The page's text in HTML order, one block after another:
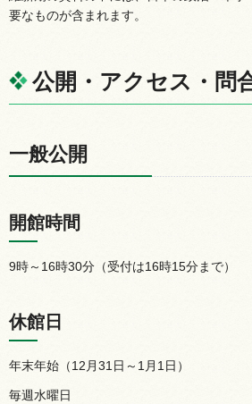
要なものが含まれます。
公開・アクセス・問
一般公開
開館時間
9時～16時30分（受付は16時15分まで）
休館日
年末年始（12月31日～1月1日）
毎週水曜日